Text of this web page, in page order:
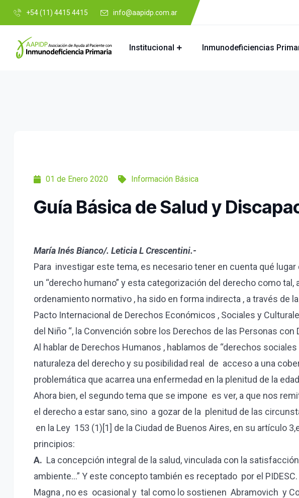
+54 (11) 4415 4415 info@aapidp.com.ar
Institucional Inmunodeficiencias
01 de Enero 2020 Información Básica
Guía Básica de Salud y
María Inés Bianco/. Leticia L Crescentini.-
Para investigar este tema, es necesario tener en cuenta qué
un “derecho humano” y esta categorización del derecho como
ordenamiento normativo , ha sido en forma indirecta , a través
Pacto Internacional de Derechos Económicos , Sociales y
del Niño “, la Convención sobre los Derechos de las Personas con
Al hablar de Derechos Humanos , hablamos de “derechos
naturaleza del derecho y su posibilidad real de acceso a una
problemática que acarrea una enfermedad en la plenitud de la
Ahora bien, el segundo tema que se impone es ver, a que nos
el derecho a estar sano, sino a gozar de la plenitud de las
en la Ley 153 (1)[1] de la Ciudad de Buenos Aires, en su artículo
principios:
A. La concepción integral de la salud, vinculada con la
ambiente…” Y este concepto también es receptado por el
Magna , no es ocasional y tal como lo sostienen Abramovich y